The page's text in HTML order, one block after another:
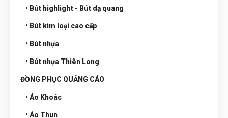
• Bút highlight - Bút dạ quang
• Bút kim loại cao cấp
• Bút nhựa
• Bút nhựa Thiên Long
ĐỒNG PHỤC QUẢNG CÁO
• Áo Khoác
• Áo Thun